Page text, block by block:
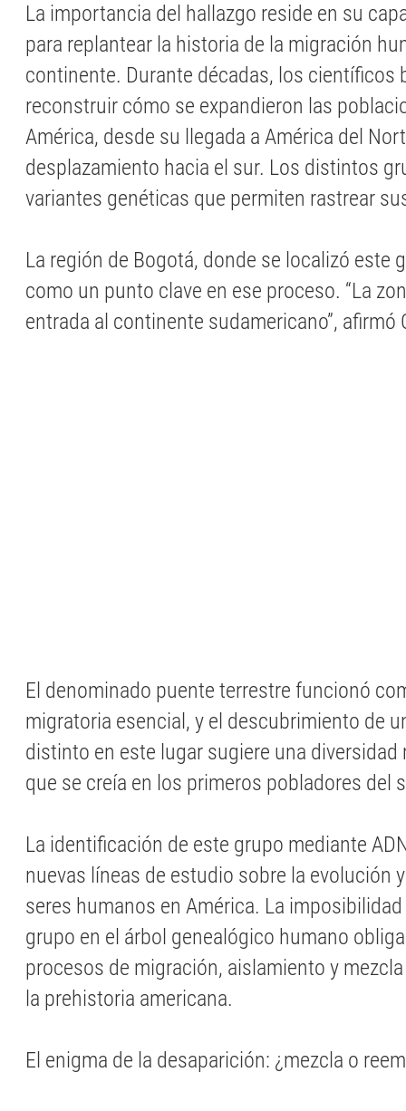
La importancia del hallazgo reside en su
para replantear la historia de la migración
continente. Durante décadas, los científicos
reconstruir cómo se expandieron las
América, desde su llegada a América del
desplazamiento hacia el sur. Los distintos
variantes genéticas que permiten rastrear
La región de Bogotá, donde se localizó este
como un punto clave en ese proceso. “La
entrada al continente sudamericano”, afirmó
El denominado puente terrestre funcionó
migratoria esencial, y el descubrimiento de
distinto en este lugar sugiere una diversidad
que se creía en los primeros pobladores del
La identificación de este grupo mediante
nuevas líneas de estudio sobre la evolución
seres humanos en América. La
grupo en el árbol genealógico humano
procesos de migración, aislamiento y
la prehistoria americana.
El enigma de la desaparición: ¿mezcla o